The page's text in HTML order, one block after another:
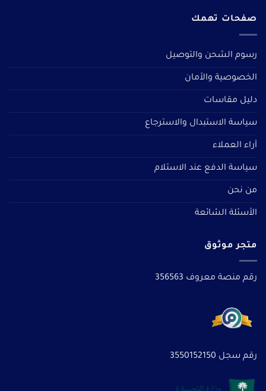
صفحات تهمك
رسوم الشحن والتوصيل
الخصوصية والأمان
دليل مقاسات
سياسة الاستبدال والاسترجاع
آراء العملاء
سياسة الدفع عند الاستلام
من نحن
الأسئلة الشائعة
متجر موثوق
رقم منصة معروف 356563
رقم سجل 3550152150